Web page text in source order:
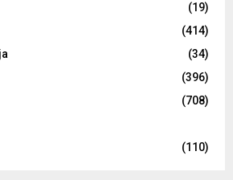
(19)
(414)
(34)
(396)
(708)
(110)